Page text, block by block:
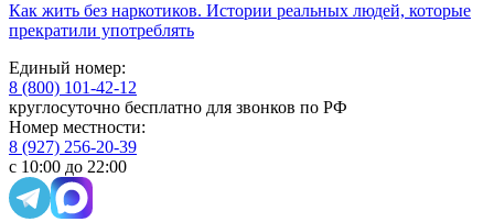
Как жить без наркотиков. Истории реальных людей, которые
прекратили употреблять
Единый номер:
8 (800) 101-42-12
круглосуточно бесплатно для звонков по РФ
Номер местности:
8 (927) 256-20-39
с 10:00 до 22:00